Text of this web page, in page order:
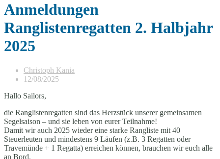
Anmeldungen
Ranglistenregatten 2. Halbjahr
2025
Christoph Kania
12/08/2025
Hallo Sailors,
die Ranglistenregatten sind das Herzstück unserer gemeinsamen
Segelsaison – und sie leben von eurer Teilnahme!
Damit wir auch 2025 wieder eine starke Rangliste mit 40
Steuerleuten und mindestens 9 Läufen (z.B. 3 Regatten oder
Travemünde + 1 Regatta) erreichen können, brauchen wir euch alle
an Bord.